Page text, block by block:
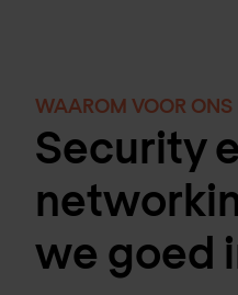
WAAROM VOOR ONS
Security
we goed